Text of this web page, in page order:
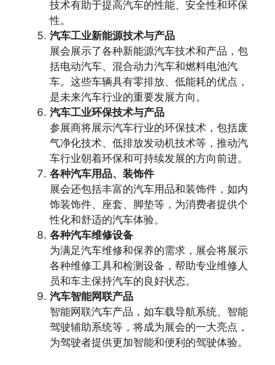
技术有助于提高汽车的性能、安全性和环保
性。
汽车工业新能源技术与产品
展会展示了各种新能源汽车技术和产品，包
括电动汽车、混合动力汽车和燃料电池汽
车。这些车辆具有零排放、低能耗的优点，
是未来汽车行业的重要发展方向。
汽车工业环保技术与产品
参展商将展示汽车行业的环保技术，包括废
气净化技术、低排放发动机技术等，推动汽
车行业朝着环保和可持续发展的方向前进。
各种汽车用品、装饰件
展会还包括丰富的汽车用品和装饰件，如内
饰装饰件、座套、脚垫等，为消费者提供个
性化和舒适的汽车体验。
各种汽车维修设备
为满足汽车维修和保养的需求，展会将展示
各种维修工具和检测设备，帮助专业维修人
员和车主保持汽车的良好状态。
汽车智能网联产品
智能网联汽车产品，如车载导航系统、智能
驾驶辅助系统等，将成为展会的一大亮点，
为驾驶者提供更加智能和便利的驾驶体验。